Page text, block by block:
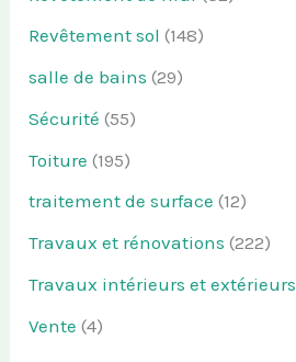
Revêtement sol (148)
salle de bains (29)
Sécurité (55)
Toiture (195)
traitement de surface (12)
Travaux et rénovations (222)
Travaux intérieurs et extérieurs
Vente (4)